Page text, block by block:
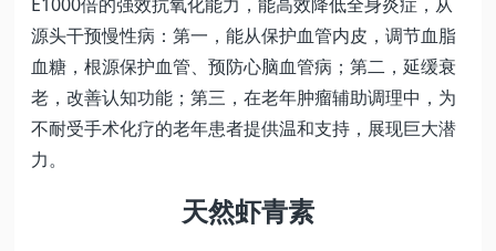
源头干预慢性病：第一，能从保护血管内皮，调节血脂
血糖，根源保护血管、预防心脑血管病；第二，延缓衰
老，改善认知功能；第三，在老年肿瘤辅助调理中，为
不耐受手术化疗的老年患者提供温和支持，展现巨大潜
力。
天然虾青素